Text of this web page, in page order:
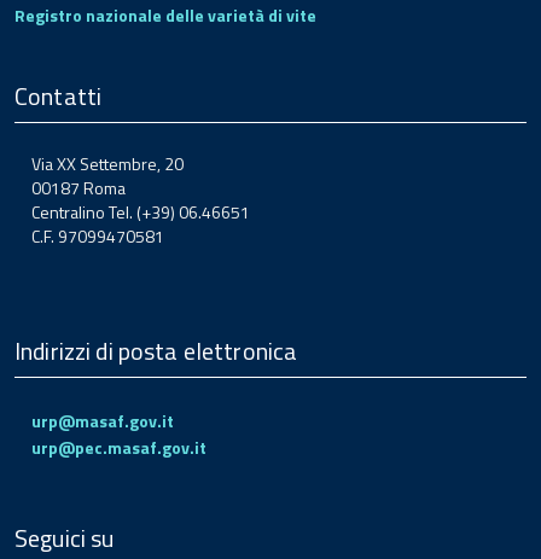
Registro nazionale delle varietà di vite
Contatti
Via XX Settembre, 20
00187 Roma
Centralino Tel. (+39) 06.46651
C.F. 97099470581
Indirizzi di posta elettronica
urp@masaf.gov.it
urp@pec.masaf.gov.it
Seguici su